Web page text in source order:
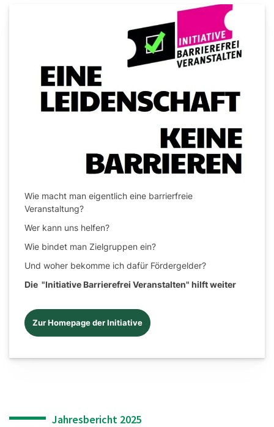
Wie macht man eigentlich eine barrierfreie
Veranstaltung?
Wer kann uns helfen?
Wie bindet man Zielgruppen ein?
Und woher bekomme ich dafür Fördergelder?
Die "Initiative Barrierefrei Veranstalten" hilft weiter
Zur Homepage der Initiative
Jahresbericht 2025